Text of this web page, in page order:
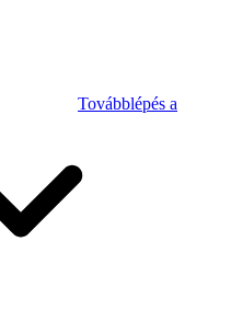
Továbblépés a